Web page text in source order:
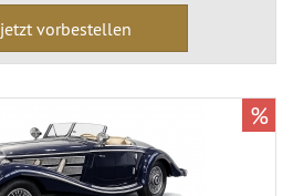
jetzt vorbestellen
%